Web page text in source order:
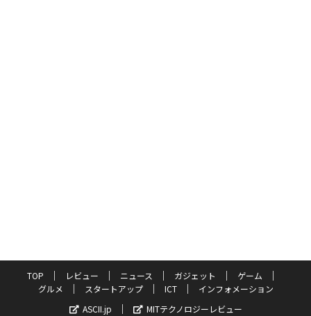
TOP レビュー ニュース ガジェット
ゲーム
グルメ
スタートアップ ICT
インフォメーション
ASCII.jp
MITテクノロジーレビュー